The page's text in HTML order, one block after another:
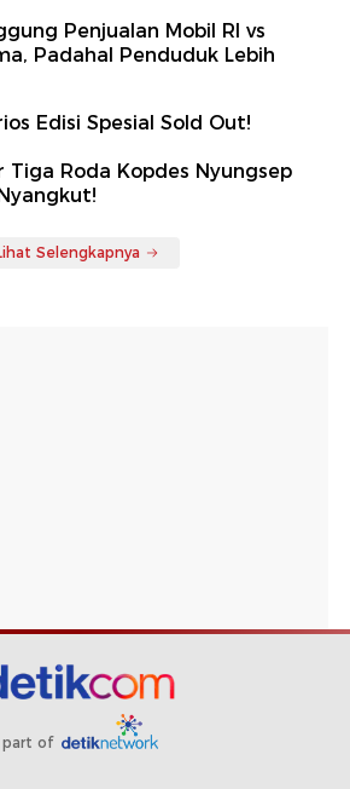
Penjualan Mobil RI vs
Padahal Penduduk Lebih
Edisi Spesial Sold Out!
Roda Kopdes Nyungsep
Selengkapnya
part of